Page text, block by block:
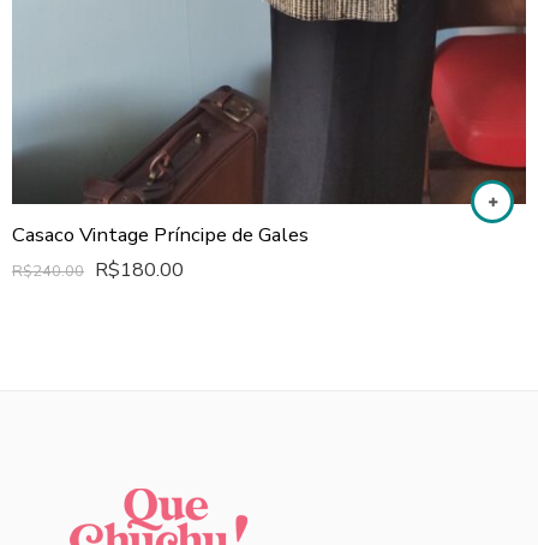
Casaco Vintage Príncipe de Gales
R$240.00 R$180.00